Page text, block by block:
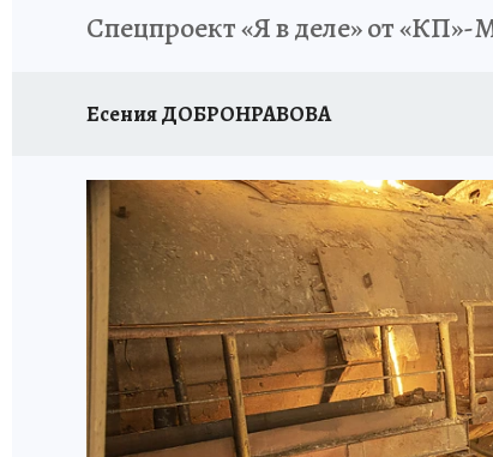
Спецпроект «Я в деле» от
Есения ДОБРОНРАВОВА